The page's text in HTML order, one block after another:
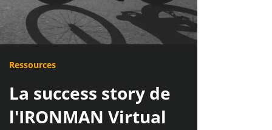
Ressources
La success story de
l'IRONMAN Virtual